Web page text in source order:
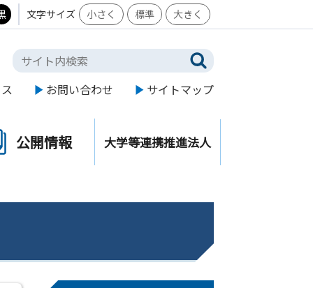
文字サイズ 小さく 標準 大きく
お問い合わせ サイトマップ
公開情報 大学等連携推進法人